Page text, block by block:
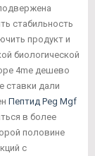
стабильность
продукт и
биологической
4me дешево
ставки дали
Пептид Peg Mgf
в более
половине
с